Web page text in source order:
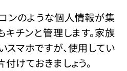
ンのような個人情報が集
チンと管理します。家族
マホですが、使用してい
けておきましょう。